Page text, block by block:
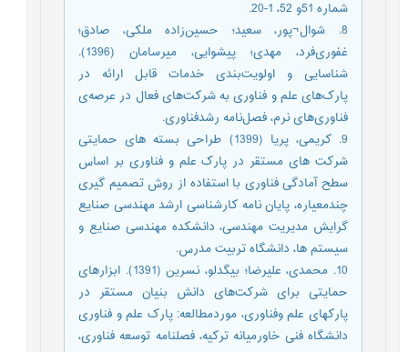
شماره 51و 52، 1-20.
8. شوال¬‌پور، سعید؛ حسین‌زاده ملکی، صادق؛
غفوری‌فرد، مهدی؛ پیشوایی، میرسامان (1396).
شناسایی و اولویت‌بندی خدمات قابل ارائه در
پارک‌های علم و فناوری به شرکت‌های فعال در عرصه‌ی
فناوری‌های نرم، فصل‌نامه رشدفناوری.
9. کریمی، پریا (1399) طراحی بسته های حمایتی
شرکت های مستقر در پارک علم و فناوری بر اساس
سطح آمادگی فناوری با استفاده از روش تصمیم گیری
چندمعیاره، پایان نامه کارشناسی ارشد مهندسی صنایع
گرایش مدیریت مهندسی، دانشکده مهندسی صنایع و
سیستم ها، دانشگاه تربیت مدرس.
10. محمدی، علیرضا؛ بیگدلو، نسرین (1391). ابزارهای
حمایتی برای شرکت‌های دانش بنیان مستقر در
پارک‎های علم وفناوری، موردمطالعه: پارک علم و فناوری
دانشگاه فنی خاورمیانه ترکیه، فصلنامه توسعه فناوری،